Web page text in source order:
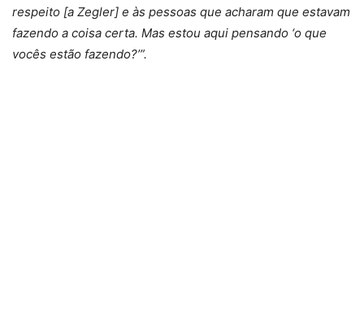
respeito [a Zegler] e às pessoas que acharam que estavam
fazendo a coisa certa. Mas estou aqui pensando ‘o que
vocês estão fazendo?’”.